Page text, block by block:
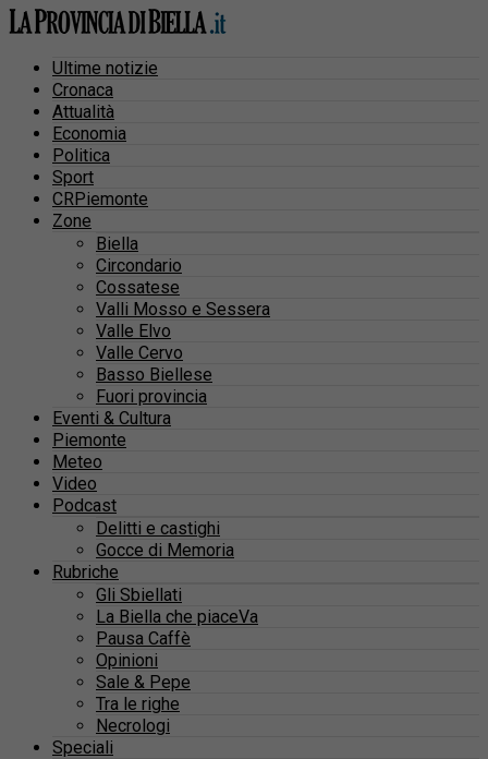
Ultime notizie
Cronaca
Attualità
Economia
Politica
Sport
CRPiemonte
Zone
Biella
Circondario
Cossatese
Valli Mosso e Sessera
Valle Elvo
Valle Cervo
Basso Biellese
Fuori provincia
Eventi & Cultura
Piemonte
Meteo
Video
Podcast
Delitti e castighi
Gocce di Memoria
Rubriche
Gli Sbiellati
La Biella che piaceVa
Pausa Caffè
Opinioni
Sale & Pepe
Tra le righe
Necrologi
Speciali